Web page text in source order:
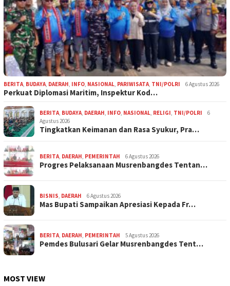
BERITA BUDAYA DAERAH INFO NASIONAL PARIWISATA TNI/POLRI 6 Agustus 2026
Perkuat Diplomasi Maritim, Inspektur Kod…
BERITA BUDAYA DAERAH INFO NASIONAL RELIGI TNI/POLRI
6
Agustus 2026
Tingkatkan Keimanan dan Rasa Syukur, Pra…
BERITA DAERAH PEMERINTAH 6 Agustus 2026
Progres Pelaksanaan Musrenbangdes Tentan…
BISNIS DAERAH 6 Agustus 2026
Mas Bupati Sampaikan Apresiasi Kepada Fr…
BERITA DAERAH PEMERINTAH 5 Agustus 2026
Pemdes Bulusari Gelar Musrenbangdes Tent…
MOST VIEW